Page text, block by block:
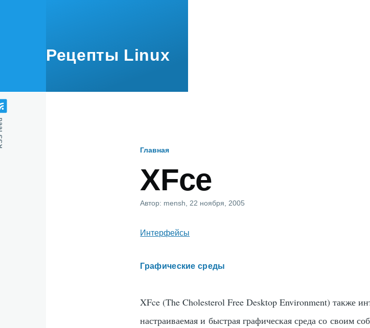
Рецепты Linux
навигации
Главная
XFce
Автор: mensh , 22 ноября, 2005
Интерфейсы
Графические среды
XFce (The Cholesterol Free Desktop Environment) также
настраиваемая и быстрая графическая среда со своим